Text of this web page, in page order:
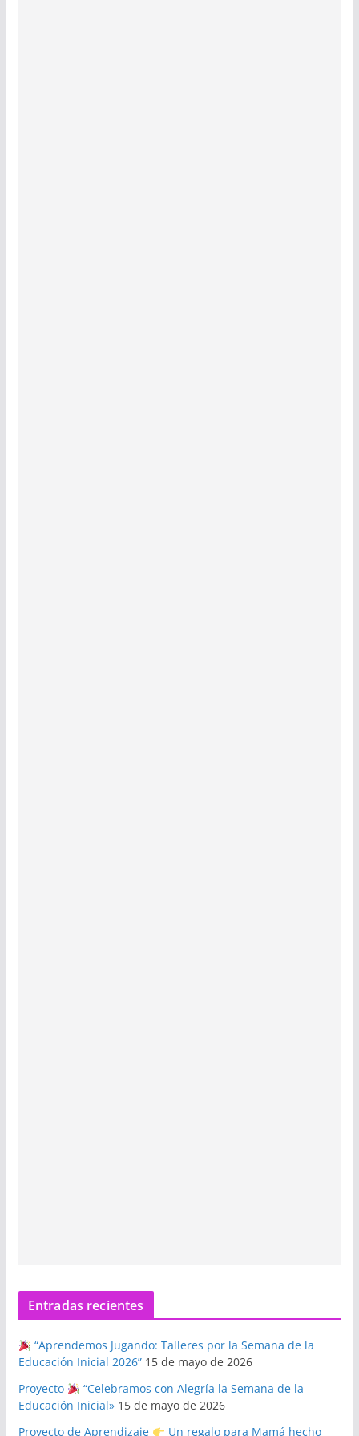
Entradas recientes
“Aprendemos Jugando: Talleres por la Semana de la
Educación Inicial 2026” 15 de mayo de 2026
Proyecto
“Celebramos con Alegría la Semana de la
Educación Inicial» 15 de mayo de 2026
Proyecto de Aprendizaje
Un regalo para Mamá hecho